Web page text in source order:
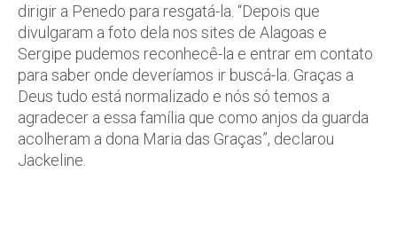
dirigir a Penedo para resgatá-la. “Depois que
divulgaram a foto dela nos sites de Alagoas e
Sergipe pudemos reconhecê-la e entrar em contato
para saber onde deveríamos ir buscá-la. Graças a
Deus tudo está normalizado e nós só temos a
agradecer a essa família que como anjos da guarda
acolheram a dona Maria das Graças”, declarou
Jackeline.